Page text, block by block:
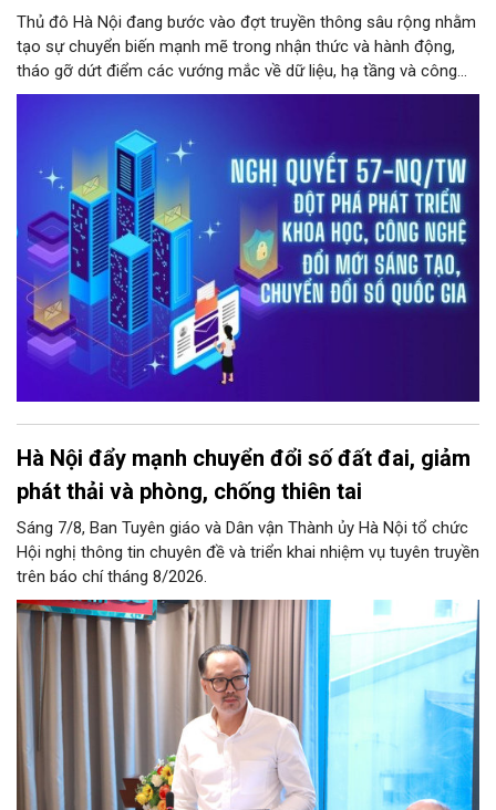
Thủ đô Hà Nội đang bước vào đợt truyền thông sâu rộng nhằm
tạo sự chuyển biến mạnh mẽ trong nhận thức và hành động,
tháo gỡ dứt điểm các vướng mắc về dữ liệu, hạ tầng và công
nghệ trong hệ thống chính trị.
Hà Nội đẩy mạnh chuyển đổi số đất đai, giảm
phát thải và phòng, chống thiên tai
Sáng 7/8, Ban Tuyên giáo và Dân vận Thành ủy Hà Nội tổ chức
Hội nghị thông tin chuyên đề và triển khai nhiệm vụ tuyên truyền
trên báo chí tháng 8/2026.